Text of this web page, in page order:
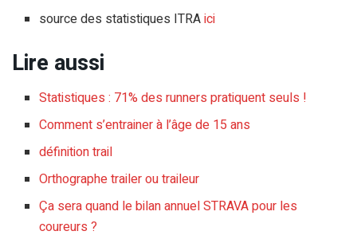
source des statistiques ITRAici
Lire aussi
Statistiques : 71% des runners pratiquent seuls !
Comment s’entrainer à l’âge de 15 ans
définition trail
Orthographe trailer ou traileur
Ça sera quand le bilan annuel STRAVA pour les
coureurs ?